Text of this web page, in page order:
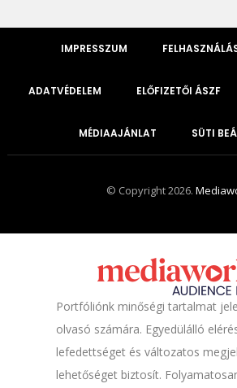
IMPRESSZUM
ADATVÉDELEM ELŐFIZETŐI ÁSZF
MÉDIAAJÁNLAT SÜTI
© Copyright 2026.
Portfóliónk minőségi tartalmat
olvasó számára. Egyedülálló
lefedettséget és változatos
lehetőséget biztosít.